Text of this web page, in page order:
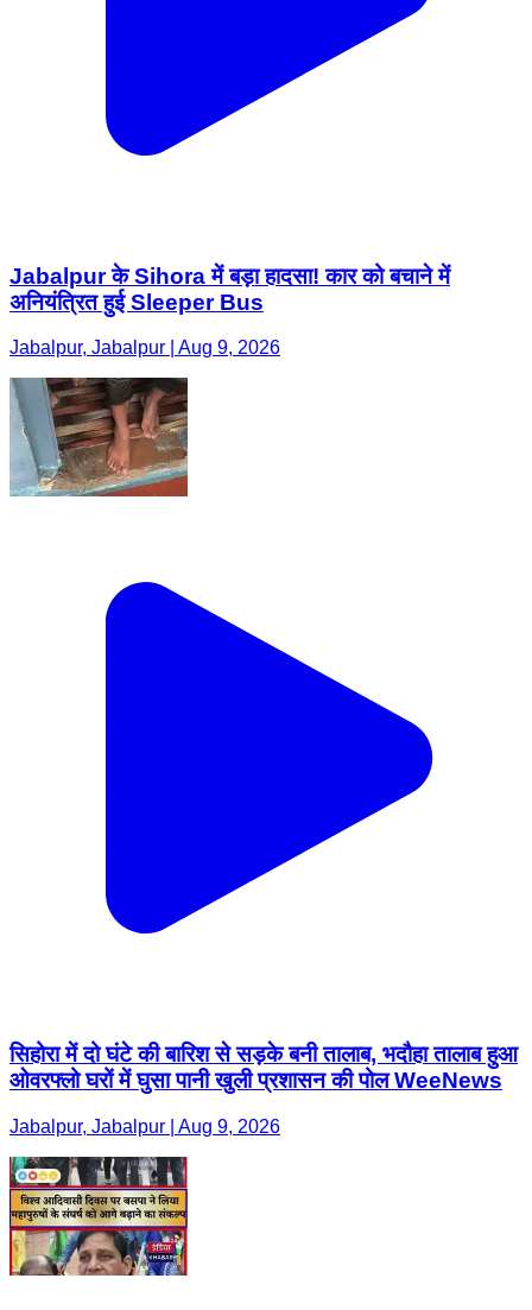
Jabalpur के Sihora में बड़ा हादसा! कार को बचाने में
अनियंत्रित हुई Sleeper Bus
Jabalpur, Jabalpur | Aug 9, 2026
सिहोरा में दो घंटे की बारिश से सड़के बनी तालाब, भदौहा तालाब हुआ
ओवरफ्लो घरों में घुसा पानी खुली प्रशासन की पोल WeeNews
Jabalpur, Jabalpur | Aug 9, 2026